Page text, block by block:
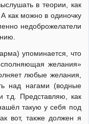
в теории, как
как можно в одиночку
недоброжелатели
упоминается, что
желания»
любые желания,
над нагами (водные
т.д. Представляю, как
такую у себя под
вот, также должен я